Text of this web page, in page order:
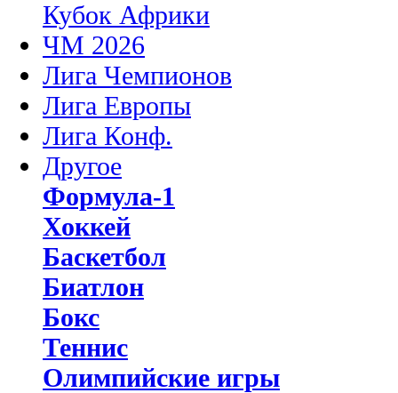
Кубок Африки
ЧМ 2026
Лига Чемпионов
Лига Европы
Лига Конф.
Другое
Формула-1
Хоккей
Баскетбол
Биатлон
Бокс
Теннис
Олимпийские игры